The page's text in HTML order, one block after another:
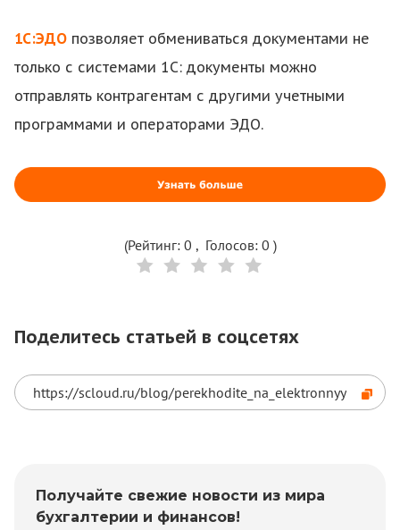
1С:ЭДО позволяет обмениваться документами не
только с системами 1С: документы можно
отправлять контрагентам с другими учетными
программами и операторами ЭДО.
(Рейтинг: 0 , Голосов: 0 )
Поделитесь статьей в соцсетях
Получайте свежие новости из мира
бухгалтерии и финансов!